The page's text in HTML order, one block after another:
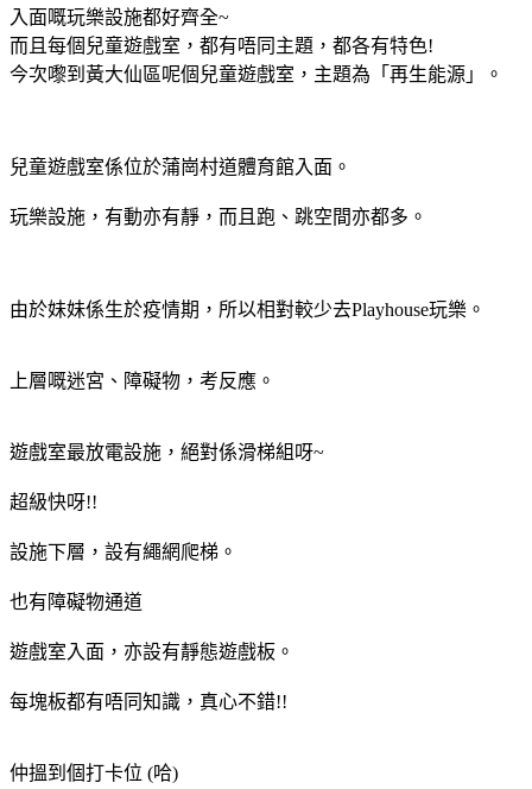
入面嘅玩樂設施都好齊全~
而且每個兒童遊戲室，都有唔同主題，都各有特色!
今次嚟到黃大仙區呢個兒童遊戲室，主題為「再生能源」。
兒童遊戲室係位於蒲崗村道體育館入面。
玩樂設施，有動亦有靜，而且跑、跳空間亦都多。
由於妹妹係生於疫情期，所以相對較少去Playhouse玩樂。
上層嘅迷宮、障礙物，考反應。
遊戲室最放電設施，絕對係滑梯組呀~
超級快呀!!
設施下層，設有繩網爬梯。
也有障礙物通道
遊戲室入面，亦設有靜態遊戲板。
每塊板都有唔同知識，真心不錯!!
仲搵到個打卡位 (哈)